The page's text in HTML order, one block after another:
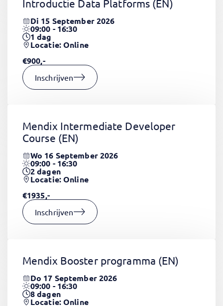
Introductie Data Platforms (EN)
Di 15 September 2026
09:00 - 16:30
1dag
Locatie: Online
€900,-
Inschrijven
Mendix Intermediate Developer
Course (EN)
Wo 16 September 2026
09:00 - 16:30
2dagen
Locatie: Online
€1935,-
Inschrijven
Mendix Booster programma (EN)
Do 17 September 2026
09:00 - 16:30
8dagen
Locatie: Online